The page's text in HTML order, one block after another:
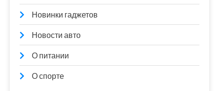
Новинки гаджетов
Новости авто
О питании
О спорте